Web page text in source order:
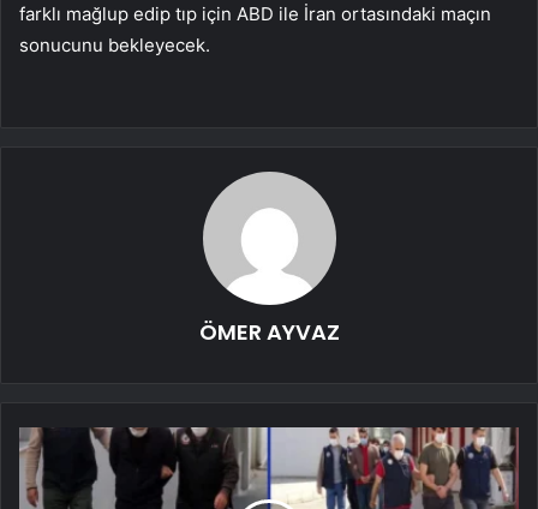
farklı mağlup edip tıp için ABD ile İran ortasındaki maçın
sonucunu bekleyecek.
ÖMER AYVAZ